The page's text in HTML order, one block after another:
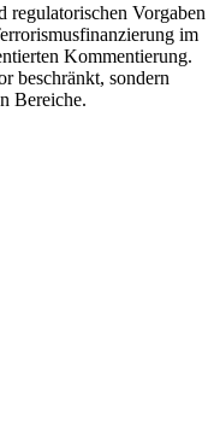
regulatorischen Vorgaben
im
Kommentierung.
beschränkt, sondern
Bereiche.